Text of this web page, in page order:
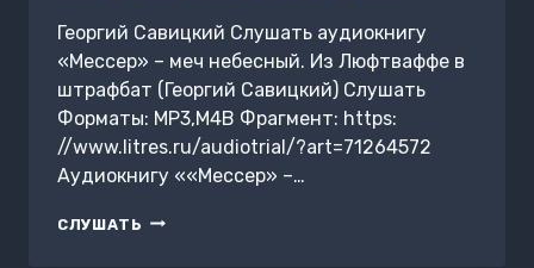
Георгий Савицкий Слушать аудиокнигу
«Мессер» – меч небесный. Из Люфтваффе в
штрафбат (Георгий Савицкий) Слушать
Форматы: MP3,M4B Фрагмент: https:
//www.litres.ru/audiotrial/?art=71264572
Аудиокнигу ««Мессер» –…
СЛУШАТЬ «МЕССЕР»